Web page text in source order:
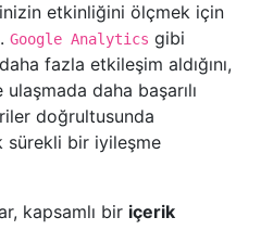
etkinliğini ölçmek için
Google Analytics gibi
fazla etkileşim aldığını,
daha başarılı
doğrultusunda
sürekli bir iyileşme
kapsamlı bir içerik